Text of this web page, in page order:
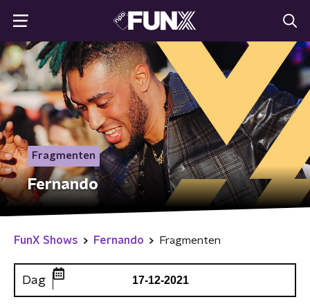
Fragmenten
Fernando
FunX Shows Fernando Fragmenten
Dag 17-12-2021